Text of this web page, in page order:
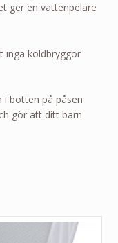
ger en vattenpelare
inga köldbryggor
i botten på påsen
gör att ditt barn